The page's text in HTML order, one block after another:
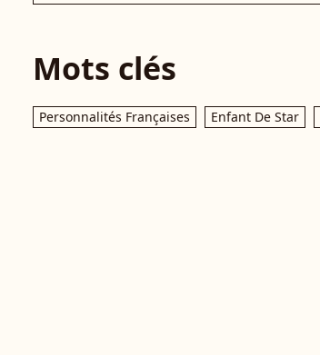
Mots clés
Personnalités Françaises Enfant De Star